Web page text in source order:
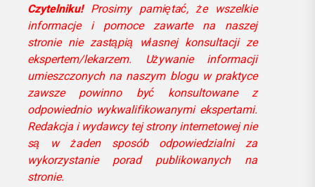
Czytelniku!Prosimy pamiętać, że wszelkie
informacje i pomoce zawarte na naszej
stronie nie zastąpią własnej konsultacji ze
ekspertem/lekarzem. Używanie informacji
umieszczonych na naszym blogu w praktyce
zawsze powinno być konsultowane z
odpowiednio wykwalifikowanymi ekspertami.
Redakcja i wydawcy tej strony internetowej nie
są w żaden sposób odpowiedzialni za
wykorzystanie porad publikowanych na
stronie.